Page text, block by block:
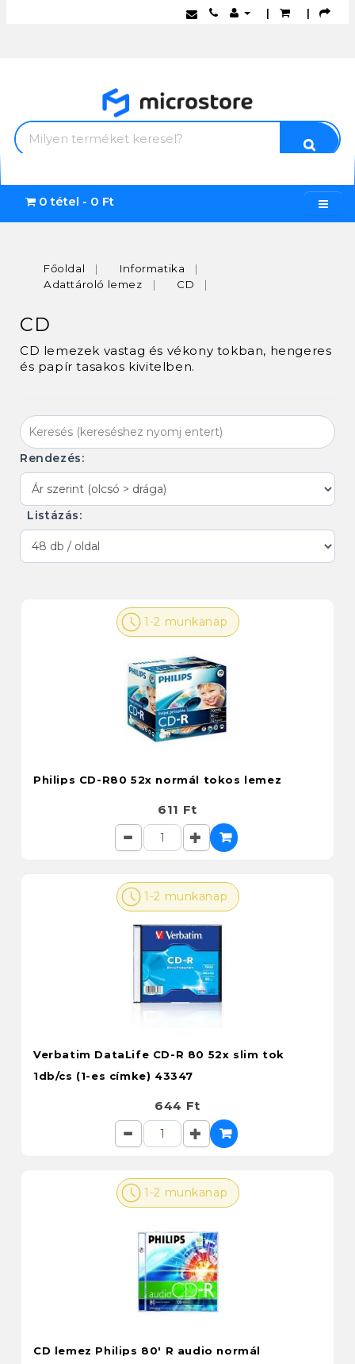
| |
0 tétel - 0 Ft
Főoldal
Informatika
Adattároló lemez
CD
CD
CD lemezek vastag és vékony tokban, hengeres
és papír tasakos kivitelben.
Rendezés:
Listázás:
1-2 munkanap
Philips CD-R80 52x normál tokos lemez
611 Ft
1-2 munkanap
Verbatim DataLife CD-R 80 52x slim tok
1db/cs (1-es címke) 43347
644 Ft
1-2 munkanap
CD lemez Philips 80' R audio normál